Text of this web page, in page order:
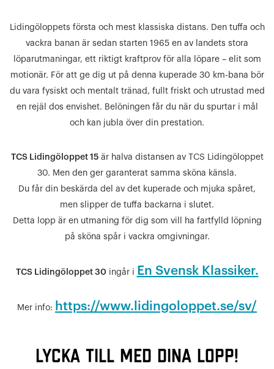
Lidingöloppets första och mest klassiska distans. Den tuffa och
vackra banan är sedan starten 1965 en av landets stora
löparutmaningar, ett riktigt kraftprov för alla löpare – elit som
motionär. För att ge dig ut på denna kuperade 30 km-bana bör
du vara fysiskt och mentalt tränad, fullt friskt och utrustad med
en rejäl dos envishet. Belöningen får du när du spurtar i mål
och kan jubla över din prestation.
TCS Lidingöloppet 15är halva distansen av TCS Lidingöloppet
30. Men den ger garanterat samma sköna känsla.
Du får din beskärda del av det kuperade och mjuka spåret,
men slipper de tuffa backarna i slutet.
Detta lopp är en utmaning för dig som vill ha fartfylld löpning
på sköna spår i vackra omgivningar.
TCS Lidingöloppet 30 ingår i En Svensk Klassiker.
Mer info: https://www.lidingoloppet.se/sv/
Lycka till med dina lopp!